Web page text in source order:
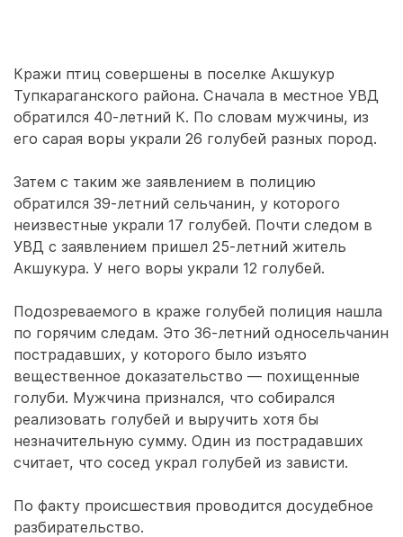
Кражи птиц совершены в поселке Акшукур
Тупкараганского района. Сначала в местное УВД
обратился 40-летний К. По словам мужчины, из
его сарая воры украли 26 голубей разных пород.
Затем с таким же заявлением в полицию
обратился 39-летний сельчанин, у которого
неизвестные украли 17 голубей. Почти следом в
УВД с заявлением пришел 25-летний житель
Акшукура. У него воры украли 12 голубей.
Подозреваемого в краже голубей полиция нашла
по горячим следам. Это 36-летний односельчанин
пострадавших, у которого было изъято
вещественное доказательство — похищенные
голуби. Мужчина признался, что собирался
реализовать голубей и выручить хотя бы
незначительную сумму. Один из пострадавших
считает, что сосед украл голубей из зависти.
По факту происшествия проводится досудебное
разбирательство.